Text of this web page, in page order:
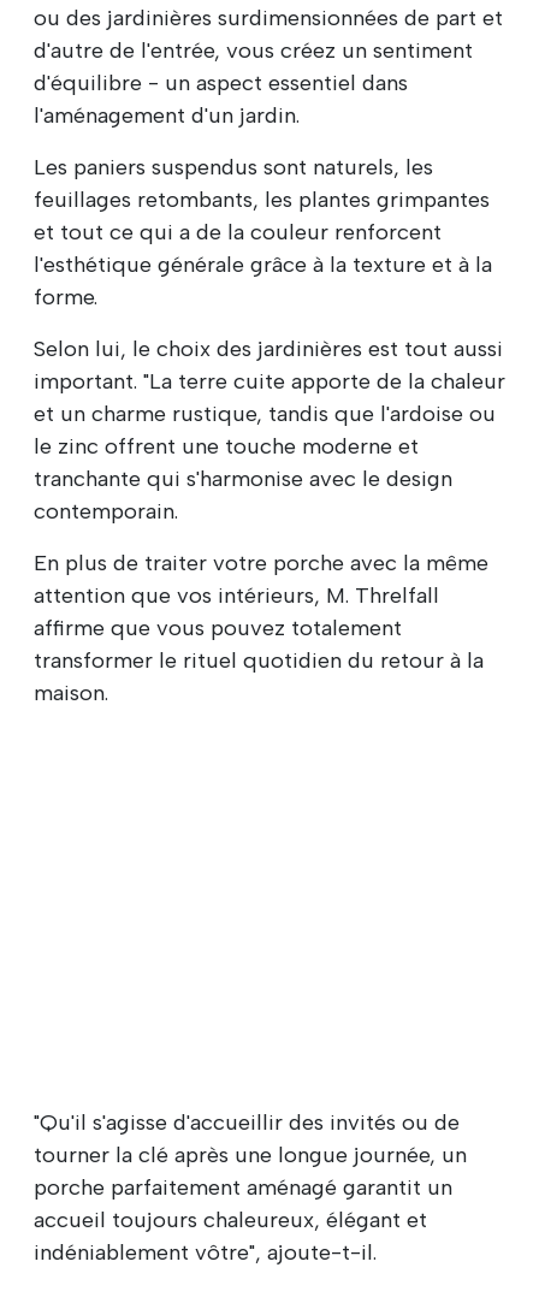
ou des jardinières surdimensionnées de part et
d'autre de l'entrée, vous créez un sentiment
d'équilibre - un aspect essentiel dans
l'aménagement d'un jardin.
Les paniers suspendus sont naturels, les
feuillages retombants, les plantes grimpantes
et tout ce qui a de la couleur renforcent
l'esthétique générale grâce à la texture et à la
forme.
Selon lui, le choix des jardinières est tout aussi
important. "La terre cuite apporte de la chaleur
et un charme rustique, tandis que l'ardoise ou
le zinc offrent une touche moderne et
tranchante qui s'harmonise avec le design
contemporain.
En plus de traiter votre porche avec la même
attention que vos intérieurs, M. Threlfall
affirme que vous pouvez totalement
transformer le rituel quotidien du retour à la
maison.
"Qu'il s'agisse d'accueillir des invités ou de
tourner la clé après une longue journée, un
porche parfaitement aménagé garantit un
accueil toujours chaleureux, élégant et
indéniablement vôtre", ajoute-t-il.